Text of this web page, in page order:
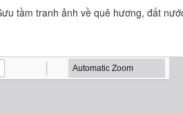
tầm tranh ảnh về quê hương, đất